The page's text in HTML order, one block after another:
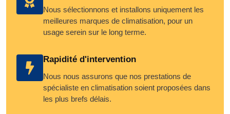
Nous sélectionnons et installons uniquement les
meilleures marques de climatisation, pour un
usage serein sur le long terme.
Rapidité d'intervention
Nous nous assurons que nos prestations de
spécialiste en climatisation soient proposées dans
les plus brefs délais.